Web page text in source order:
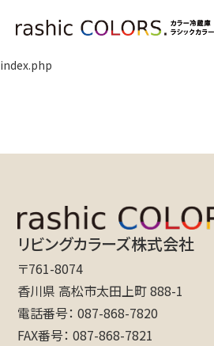
index.php
リビングカラーズ株式会社
〒761-8074
香川県 高松市太田上町 888-1
電話番号 087-868-7820
FAX番号 087-868-7821